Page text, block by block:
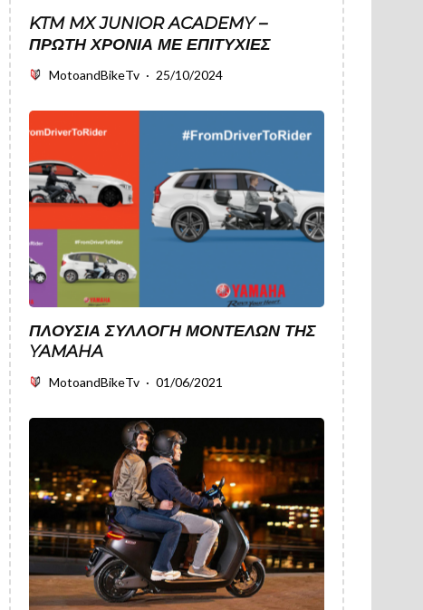
KTM MX JUNIOR ACADEMY –
ΠΡΩΤΗ ΧΡΟΝΙΑ ΜΕ ΕΠΙΤΥΧΙΕΣ
MotoandBikeTv · 25/10/2024
ΠΛΟΎΣΙΑ ΣΥΛΛΟΓΉ ΜΟΝΤΈΛΩΝ ΤΗΣ
YAMAHA
MotoandBikeTv · 01/06/2021